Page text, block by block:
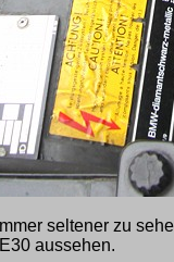
seltener zu
aussehen.